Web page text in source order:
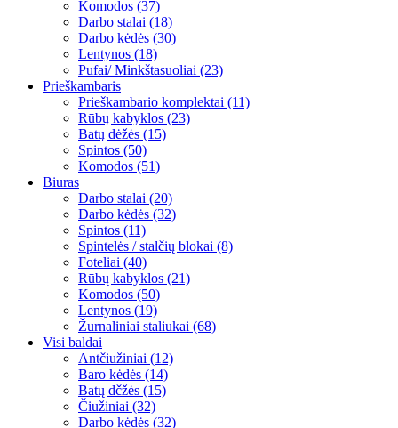
Komodos (37)
Darbo stalai (18)
Darbo kėdės (30)
Lentynos (18)
Pufai/ Minkštasuoliai (23)
Prieškambaris
Prieškambario komplektai (11)
Rūbų kabyklos (23)
Batų dėžės (15)
Spintos (50)
Komodos (51)
Biuras
Darbo stalai (20)
Darbo kėdės (32)
Spintos (11)
Spintelės / stalčių blokai (8)
Foteliai (40)
Rūbų kabyklos (21)
Komodos (50)
Lentynos (19)
Žurnaliniai staliukai (68)
Visi baldai
Antčiužiniai (12)
Baro kėdės (14)
Batų dčžės (15)
Čiužiniai (32)
Darbo kėdės (32)